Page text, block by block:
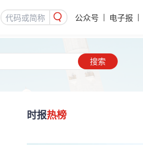
公众号 电子报
搜索
时报热榜